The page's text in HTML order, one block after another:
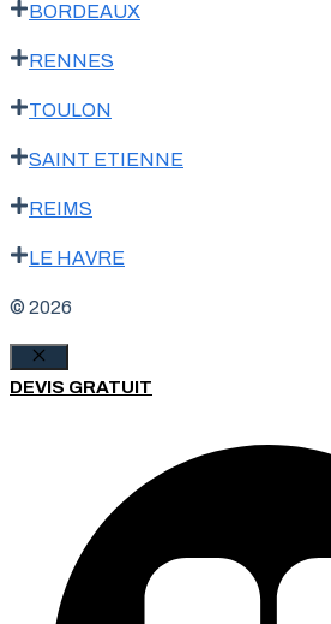
BORDEAUX
RENNES
TOULON
SAINT ETIENNE
REIMS
LE HAVRE
© 2026
Fermer
DEVIS GRATUIT